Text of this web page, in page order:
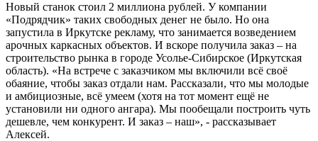
Новый станок стоил 2 миллиона рублей. У компании
«Подрядчик» таких свободных денег не было. Но она
запустила в Иркутске рекламу, что занимается возведением
арочных каркасных объектов. И вскоре получила заказ – на
строительство рынка в городе Усолье-Сибирское (Иркутская
область). «На встрече с заказчиком мы включили всё своё
обаяние, чтобы заказ отдали нам. Рассказали, что мы молодые
и амбициозные, всё умеем (хотя на тот момент ещё не
установили ни одного ангара). Мы пообещали построить чуть
дешевле, чем конкурент. И заказ – наш», - рассказывает
Алексей.